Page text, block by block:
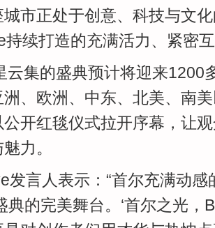
市正处于创意、科技与文
持续打造的充满活力、紧密
云集的盛典预计将迎来1200
、欧洲、中东、北美、南
开红毯仪式拉开序幕，让
力。
发言人表示：“首尔充满动
典的完美舞台。‘首尔之光，